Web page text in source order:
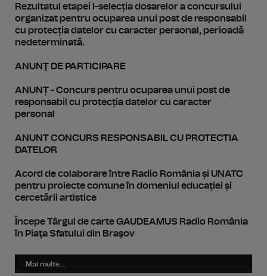
Rezultatul etapei I-selecția dosarelor a concursului
organizat pentru ocuparea unui post de responsabil
cu protecția datelor cu caracter personal, perioadă
nedeterminată.
ANUNŢ DE PARTICIPARE
ANUNȚ - Concurs pentru ocuparea unui post de
responsabil cu protecția datelor cu caracter
personal
ANUNT CONCURS RESPONSABIL CU PROTECTIA
DATELOR
Acord de colaborare între Radio România și UNATC
pentru proiecte comune în domeniul educației și
cercetării artistice
Începe Târgul de carte GAUDEAMUS Radio România
în Piaţa Sfatului din Braşov
Mai multe...